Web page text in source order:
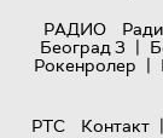
РАДИО
Београд 3 |
Рокенролер |
РТС
Контакт |